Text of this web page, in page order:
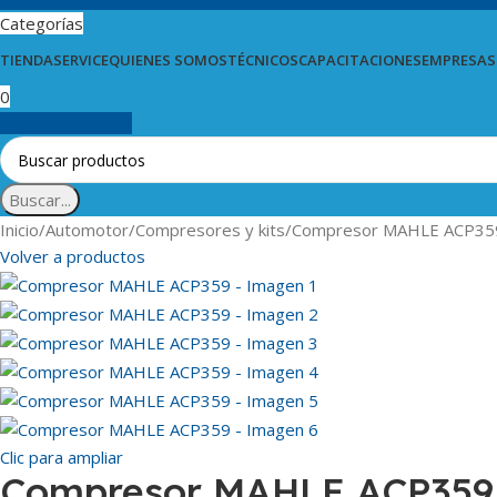
Categorías
TIENDASERVICEQUIENES SOMOSTÉCNICOSCAPACITACIONESEMPRESAS
0
Buscar...
Inicio Automotor Compresores y kits Compresor MAHLE
Volver a productos
Clic para ampliar